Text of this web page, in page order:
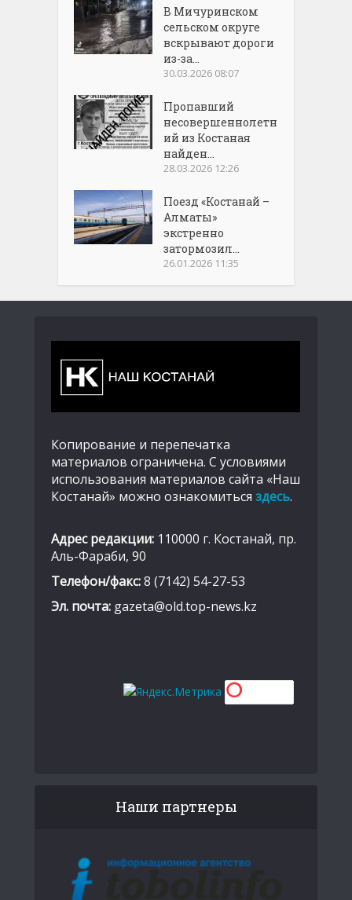
В Мичуринском
сельском округе
вскрывают дороги
из-за...
30.03.2026 08:07
Пропавший
несовершеннолетн
ий из Костаная
найден...
28.03.2026 12:26
Поезд «Костанай –
Алматы»
экстренно
затормозил...
26.01.2026 11:35
Копирование и перепечатка
материалов ограничена. С условиями
использования материалов сайта «Наш
Костанай» можно ознакомиться здесь.
Адрес редакции: 110000 г. Костанай, пр.
Аль-Фараби, 90
Телефон/факс:8 (7142) 54-27-53
Эл. почта: gazeta@old.top-news.kz
Наши партнеры